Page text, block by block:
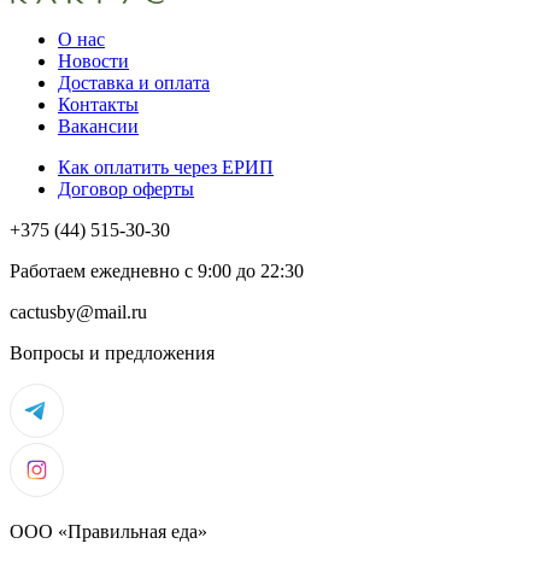
О нас
Новости
Доставка и оплата
Контакты
Вакансии
Как оплатить через ЕРИП
Договор оферты
+375 (44) 515-30-30
Работаем ежедневно с 9:00 до 22:30
cactusby@mail.ru
Вопросы и предложения
ООО «Правильная еда»